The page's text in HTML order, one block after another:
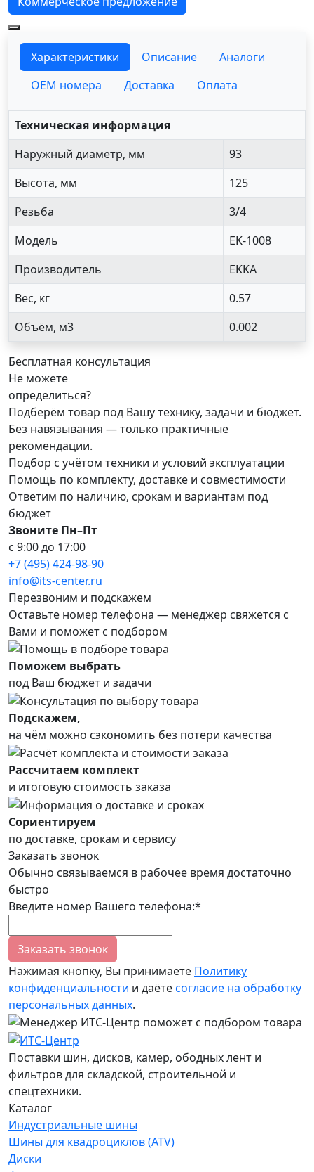
Характеристики Описание
Аналоги
OEM номера
Доставка Оплата
Техническая информация
Наружный диаметр, мм
93
Высота, мм
125
Резьба
3/4
Модель
EK-1008
Производитель
EKKA
Вес, кг
0.57
Объём, м3
0.002
Бесплатная консультация
Не можете
определиться?
Подберём товар под Вашу технику, задачи и бюджет.
Без навязывания — только практичные
рекомендации.
Подбор с учётом техники и условий эксплуатации
Помощь по комплекту, доставке и совместимости
Ответим по наличию, срокам и вариантам под
бюджет
Звоните Пн–Пт
с 9:00 до 17:00
+7 (495) 424-98-90
info@its-center.ru
Перезвоним и подскажем
Оставьте номер телефона — менеджер свяжется с
Вами и поможет с подбором
Поможем выбрать
под Ваш бюджет и задачи
Подскажем,
на чём можно сэкономить без потери качества
Рассчитаем комплект
и итоговую стоимость заказа
Сориентируем
по доставке, срокам и сервису
Заказать звонок
Обычно связываемся в рабочее время достаточно
быстро
Введите номер Вашего телефона:*
Заказать звонок
Нажимая кнопку, Вы принимаете Политику
конфиденциальности и даётесогласие на обработку
персональных данных.
Поставки шин, дисков, камер, ободных лент и
фильтров для складской, строительной и
спецтехники.
Каталог
Индустриальные шины
Шины для квадроциклов (ATV)
Диски